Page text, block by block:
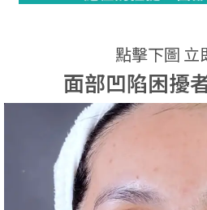
點擊下圖 立
面部凹陷困擾